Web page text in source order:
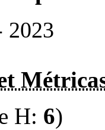
2023
H: 6)